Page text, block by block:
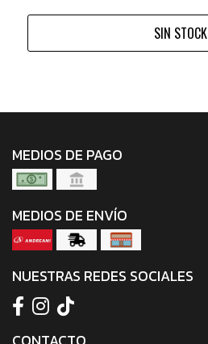
SIN STOCK
MEDIOS DE PAGO
MEDIOS DE ENVÍO
NUESTRAS REDES SOCIALES